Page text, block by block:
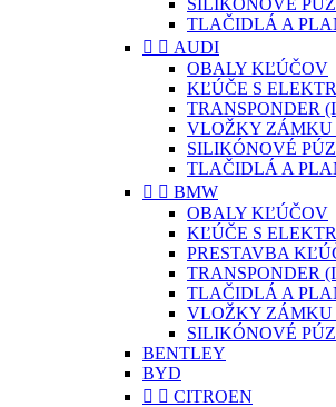
SILIKÓNOVÉ
TLAČIDLÁ A
  AUDI
OBALY KĽÚČOV
KĽÚČE S
TRANSPONDER
VLOŽKY ZÁMKU
SILIKÓNOVÉ
TLAČIDLÁ A
  BMW
OBALY KĽÚČOV
KĽÚČE S
PRESTAVBA
TRANSPONDER
TLAČIDLÁ A
VLOŽKY ZÁMKU
SILIKÓNOVÉ
BENTLEY
BYD
  CITROEN